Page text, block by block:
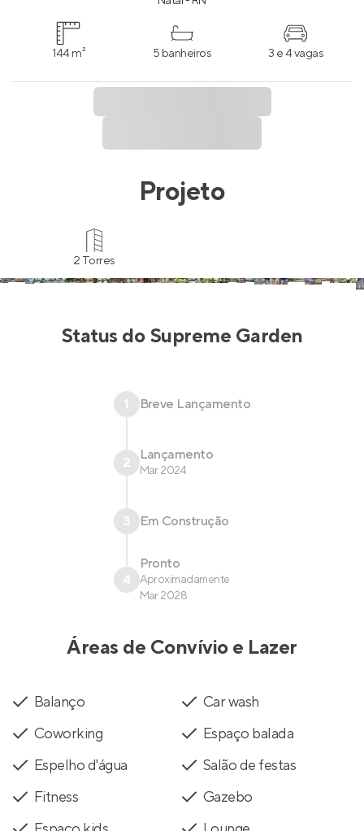
144 m² 5 banheiros 3 e 4 vagas
Projeto
2 Torres
Status doSupreme Garden
1 Breve Lançamento
2 Lançamento
Mar 2024
3 Em Construção
4
Pronto
Aproximadamente
Mar 2028
Áreas de Convívio e Lazer
Balanço
Car wash
Coworking
Espaço balada
Espelho d'água
Salão de festas
Fitness
Gazebo